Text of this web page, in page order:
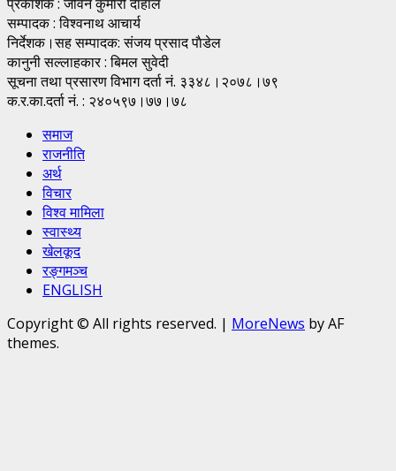
सम्पादक : विश्वनाथ आचार्य
निर्देशक।सह सम्पादक: संजय प्रसाद पाैडेल
कानुनी सल्लाहकार : बिमल सुवेदी
सूचना तथा प्रसारण विभाग दर्ता नं. ३३४८।२०७८।७९
क.र.का.दर्ता नं. : २४०५९७।७७।७८
समाज
राजनीति
अर्थ
विचार
विश्व मामिला
स्वास्थ्य
खेलकूद
रङ्गमञ्च
ENGLISH
Copyright © All rights reserved. | MoreNews by AF
themes.